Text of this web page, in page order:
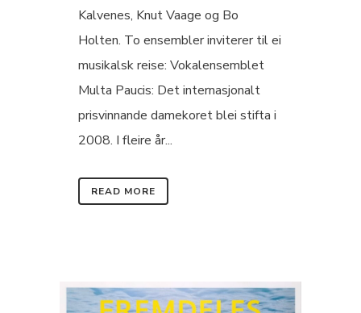
Kalvenes, Knut Vaage og Bo
Holten. To ensembler inviterer til ei
musikalsk reise: Vokalensemblet
Multa Paucis: Det internasjonalt
prisvinnande damekoret blei stifta i
2008. I fleire år...
READ MORE